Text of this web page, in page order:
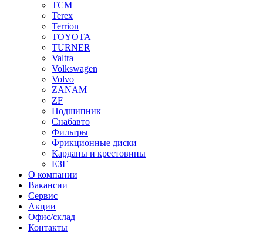
TCM
Terex
Terrion
TOYOTA
TURNER
Valtra
Volkswagen
Volvo
ZANAM
ZF
Подшипник
Снабавто
Фильтры
Фрикционные диски
Карданы и крестовины
ЕЗГ
О компании
Вакансии
Сервис
Акции
Офис/склад
Контакты